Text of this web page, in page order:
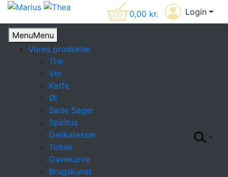
0,00 kr. Login
MenuMenu
Vores produkter
The
Vin
Kaffe
Øl
Søde Sager
Spiritus
Delikatesser
Tobak
Gavekurve
Brugskunst